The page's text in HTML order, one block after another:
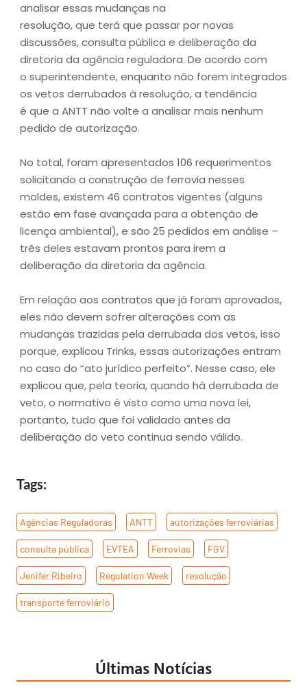
analisar essas mudanças na
resolução, que terá que passar por novas
discussões, consulta pública e deliberação da
diretoria da agência reguladora. De acordo com
o superintendente, enquanto não forem integrados
os vetos derrubados à resolução, a tendência
é que a ANTT não volte a analisar mais nenhum
pedido de autorização.
No total, foram apresentados 106 requerimentos
solicitando a construção de ferrovia nesses
moldes, existem 46 contratos vigentes (alguns
estão em fase avançada para a obtenção de
licença ambiental), e são 25 pedidos em análise –
três deles estavam prontos para irem a
deliberação da diretoria da agência.
Em relação aos contratos que já foram aprovados,
eles não devem sofrer alterações com as
mudanças trazidas pela derrubada dos vetos, isso
porque, explicou Trinks, essas autorizações entram
no caso do “ato jurídico perfeito”. Nesse caso, ele
explicou que, pela teoria, quando há derrubada de
veto, o normativo é visto como uma nova lei,
portanto, tudo que foi validado antes da
deliberação do veto continua sendo válido.
Tags:
Agências Reguladoras ANTT autorizações ferroviárias
consulta pública EVTEA Ferrovias FGV
Jenifer Ribeiro Regulation Week resolução
transporte ferroviário
Últimas Notícias